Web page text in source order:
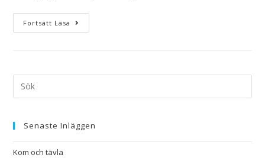
Fortsätt Läsa
Senaste Inläggen
Kom och tävla